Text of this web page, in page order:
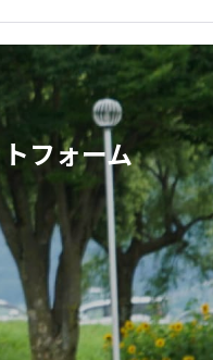
フォーム